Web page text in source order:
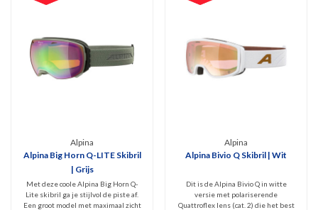
Alpina
Alpina Big Horn Q-LITE Skibril
| Grijs
Met deze coole Alpina Big Horn Q-
Lite skibril ga je stijlvol de piste af.
Een groot model met maximaal zicht
Alpina
Alpina Bivio Q Skibril | Wit
Dit is de Alpina Bivio Q in witte
versie met polariserende
Quattroflex lens (cat. 2) die het best